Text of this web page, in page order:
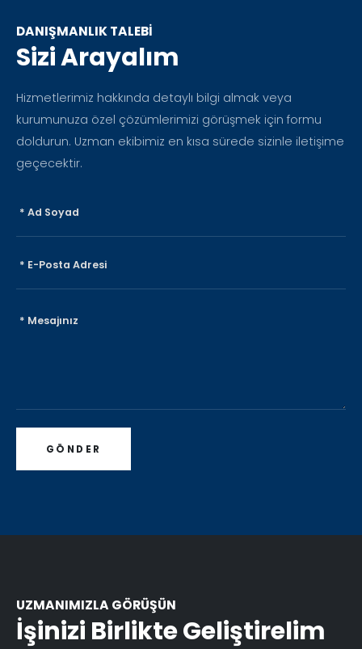
DANIŞMANLIK TALEBİ
Sizi Arayalım
Hizmetlerimiz hakkında detaylı bilgi almak veya
kurumunuza özel çözümlerimizi görüşmek için formu
doldurun. Uzman ekibimiz en kısa sürede sizinle iletişime
geçecektir.
UZMANIMIZLA GÖRÜŞÜN
İşinizi Birlikte Geliştirelim